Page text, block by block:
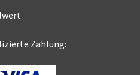
Zahlung: